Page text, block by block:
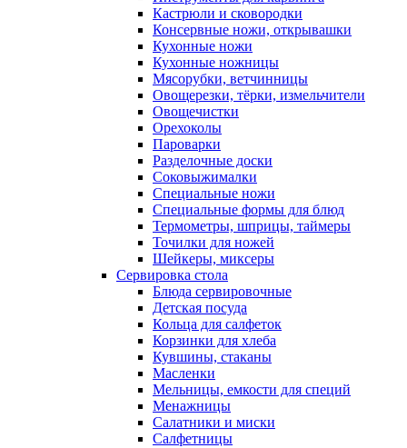
Кастрюли и сковородки
Консервные ножи, открывашки
Кухонные ножи
Кухонные ножницы
Мясорубки, ветчинницы
Овощерезки, тёрки, измельчители
Овощечистки
Орехоколы
Пароварки
Разделочные доски
Соковыжималки
Специальные ножи
Специальные формы для блюд
Термометры, шприцы, таймеры
Точилки для ножей
Шейкеры, миксеры
Сервировка стола
Блюда сервировочные
Детская посуда
Кольца для салфеток
Корзинки для хлеба
Кувшины, стаканы
Масленки
Мельницы, емкости для специй
Менажницы
Салатники и миски
Салфетницы